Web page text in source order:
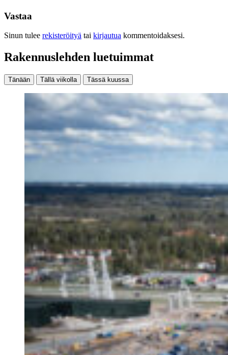
Vastaa
Sinun tulee rekisteröityä tai kirjautua kommentoidaksesi.
Rakennuslehden luetuimmat
Tänään Tällä viikolla Tässä kuussa